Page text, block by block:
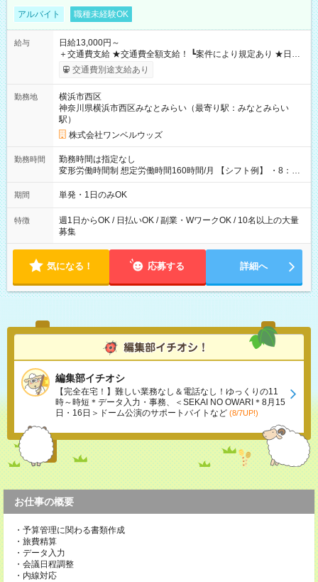
アルバイト 職種未経験OK
給与
日給13,000円～
＋交通費支給 ★交通費全額支給！ ┗案件により規定あり ★日払
いOK！（規定あり） ┗働いたその日に現金GET♪ お仕事後はコ
ンビニATMから 日払い分を引き落とせます！ 【試用期間】試
交通費別途支給あり
勤務地
横浜市西区
神奈川県横浜市西区みなとみらい（最寄り駅：みなとみらい
駅）
株式会社ワンベルウッズ
勤務時間
勤務時間は指定なし
変形労働時間制 想定労働時間160時間/月 【シフト例】 ・8：00
～21：00
期間 単発・1日のみOK
特徴
週1日からOK / 日払いOK / 副業・WワークOK / 10名以上の大量
募集
気になる！ 応募する 詳細へ
編集部イチオシ
【完全在宅！】難しい業務なし＆電話なし！ゆっくりの11
時～時短＊データ入力・事務、＜SEKAI NO OWARI＊8月15
日・16日＞ドーム公演のサポートバイトなど (8/7UP!)
お仕事の概要
・予算管理に関わる書類作成
・旅費精算
・データ入力
・会議日程調整
・内線対応